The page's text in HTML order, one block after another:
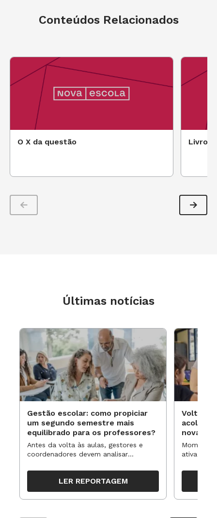
Conteúdos Relacionados
O X da questão Livro
Últimas notícias
Gestão escolar: como propiciar
um segundo semestre mais
equilibrado para os professores?
Antes da volta às aulas, gestores e
coordenadores devem analisar
organizar ações para orientar o
trabalho pedagógico ao longo do
período
LER REPORTAGEM
Volta às
novas
ativa
propostas